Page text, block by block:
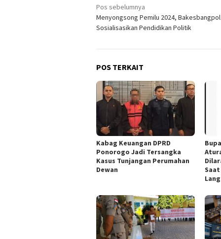
Navigasi
pos
Pos sebelumnya
Menyongsong Pemilu 2024,
Sosialisasikan Pendidikan Politik
POS TERKAIT
Kabag Keuangan DPRD
Ponorogo Jadi Tersangka
Kasus Tunjangan Perumahan
Dewan
Saat